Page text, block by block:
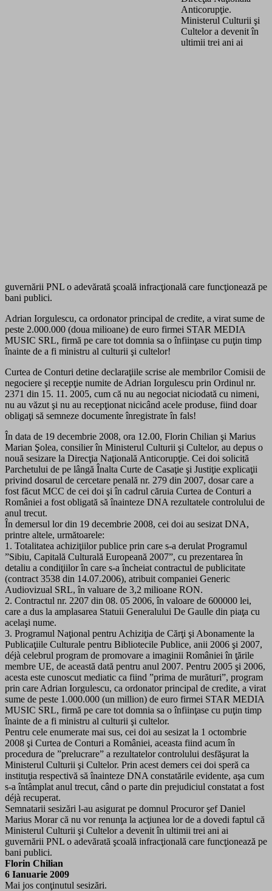
Anticorupţie.
Ministerul Culturii şi
Cultelor a devenit în
ultimii trei ani ai
guvernării PNL o adevărată şcoală infracţională care funcţionează pe
bani publici.
Adrian Iorgulescu, ca ordonator principal de credite, a virat sume de
peste 2.000.000 (doua milioane) de euro firmei STAR MEDIA
MUSIC SRL, firmă pe care tot domnia sa o înfiinţase cu puţin timp
înainte de a fi ministru al culturii şi cultelor!
Curtea de Conturi detine declaraţiile scrise ale membrilor Comisii de
negociere şi recepţie numite de Adrian Iorgulescu prin Ordinul nr.
2371 din 15. 11. 2005, cum că nu au negociat niciodată cu nimeni,
nu au văzut şi nu au recepţionat nicicând acele produse, fiind doar
obligaţi să semneze documente înregistrate în fals!
În data de 19 decembrie 2008, ora 12.00, Florin Chilian şi Marius
Marian Şolea, consilier în Ministerul Culturii şi Cultelor, au depus o
nouă sesizare la Direcţia Naţională Anticorupţie. Cei doi solicită
Parchetului de pe lângă Înalta Curte de Casaţie şi Justiţie explicaţii
privind dosarul de cercetare penală nr. 279 din 2007, dosar care a
fost făcut MCC de cei doi şi în cadrul căruia Curtea de Conturi a
României a fost obligată să înainteze DNA rezultatele controlului de
anul trecut.
În demersul lor din 19 decembrie 2008, cei doi au sesizat DNA,
printre altele, următoarele:
1. Totalitatea achiziţiilor publice prin care s-a derulat Programul
”Sibiu, Capitală Culturală Europeană 2007”, cu prezentarea în
detaliu a condiţiilor în care s-a încheiat contractul de publicitate
(contract 3538 din 14.07.2006), atribuit companiei Generic
Audiovizual SRL, în valuare de 3,2 milioane RON.
2. Contractul nr. 2207 din 08. 05 2006, în valoare de 600000 lei,
care a dus la amplasarea Statuii Generalului De Gaulle din piaţa cu
acelaşi nume.
3. Programul Naţional pentru Achiziţia de Cărţi şi Abonamente la
Publicaţiile Culturale pentru Bibliotecile Publice, anii 2006 şi 2007,
déjà celebrul program de promovare a imaginii României în ţările
membre UE, de această dată pentru anul 2007. Pentru 2005 şi 2006,
acesta este cunoscut mediatic ca fiind ”prima de murături”, program
prin care Adrian Iorgulescu, ca ordonator principal de credite, a virat
sume de peste 1.000.000 (un million) de euro firmei STAR MEDIA
MUSIC SRL, firmă pe care tot domnia sa o înfiinţase cu puţin timp
înainte de a fi ministru al culturii şi cultelor.
Pentru cele enumerate mai sus, cei doi au sesizat la 1 octombrie
2008 şi Curtea de Conturi a României, aceasta fiind acum în
procedura de ”prelucrare” a rezultatelor controlului desfăşurat la
Ministerul Culturii şi Cultelor. Prin acest demers cei doi speră ca
instituţia respectivă să înainteze DNA constatările evidente, aşa cum
s-a întâmplat anul trecut, când o parte din prejudiciul constatat a fost
déjà recuperat.
Semnatarii sesizări l-au asigurat pe domnul Procuror şef Daniel
Marius Morar că nu vor renunţa la acţiunea lor de a dovedi faptul că
Ministerul Culturii şi Cultelor a devenit în ultimii trei ani ai
guvernării PNL o adevărată şcoală infracţională care funcţionează pe
bani publici.
Florin Chilian
6 Ianuarie 2009
Mai jos conţinutul sesizări.